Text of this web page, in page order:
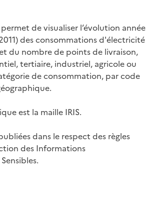
de visualiser l’évolution année
des consommations d'électricité
du nombre de points de livraison,
tertiaire, industriel, agricole ou
de consommation, par code
est la maille IRIS.
dans le respect des règles
des Informations